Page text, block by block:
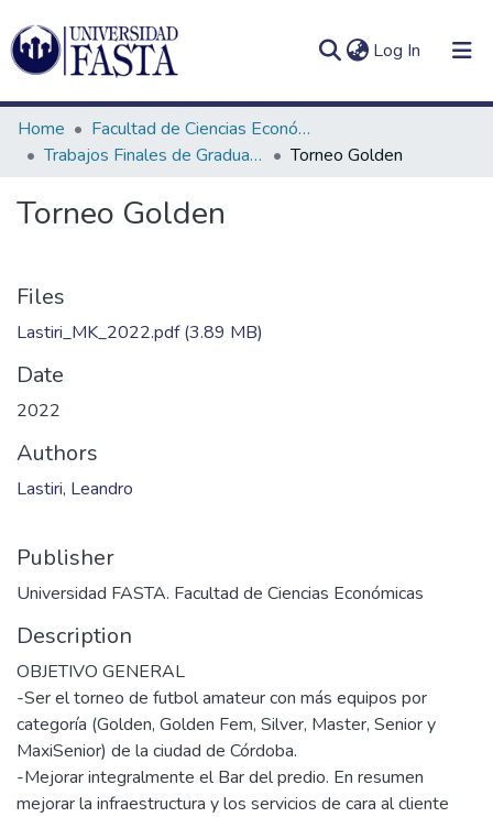
Log In (current)
Communities
Statistics
Log
Home
Facultad de Ciencias Económicas
Trabajos Finales de Graduación de Licenciatura en Marketing
Torneo Golden
Torneo Golden
Files
Lastiri_MK_2022.pdf(3.89 MB)
Date
2022
Authors
Lastiri, Leandro
Publisher
Universidad FASTA. Facultad de Ciencias Económicas
Description
OBJETIVO GENERAL
-Ser el torneo de futbol amateur con más equipos por
categoría (Golden, Golden Fem, Silver, Master, Senior y
MaxiSenior) de la ciudad de Córdoba.
-Mejorar integralmente el Bar del predio. En resumen
mejorar la infraestructura y los servicios de cara al cliente